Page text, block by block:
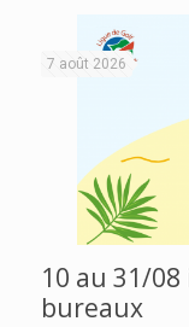
7 août 2026
10 au 31/
bureaux